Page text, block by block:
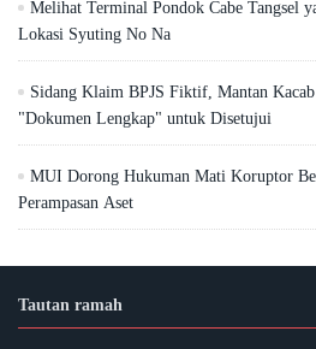
Melihat Terminal Pondok Cabe Tangsel
Lokasi Syuting No Na
Sidang Klaim BPJS Fiktif, Mantan
"Dokumen Lengkap" untuk Disetujui
MUI Dorong Hukuman Mati Koruptor
Perampasan Aset
Tautan ramah